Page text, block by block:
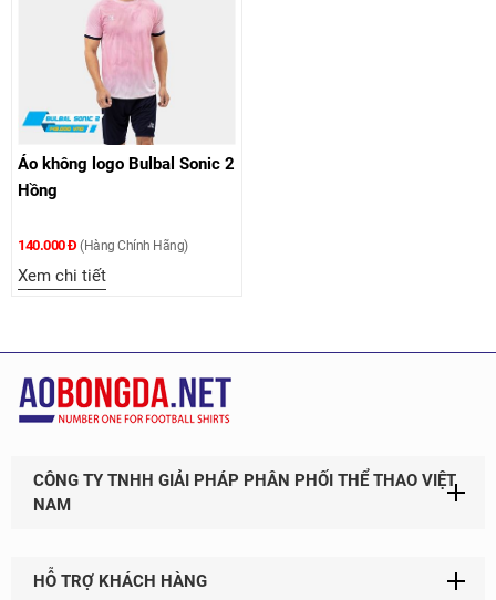
Áo không logo Bulbal Sonic 2
Hồng
140.000 Đ (Hàng Chính Hãng)
Xem chi tiết
CÔNG TY TNHH GIẢI PHÁP PHÂN PHỐI THỂ THAO VIỆT
NAM
HỖ TRỢ KHÁCH HÀNG